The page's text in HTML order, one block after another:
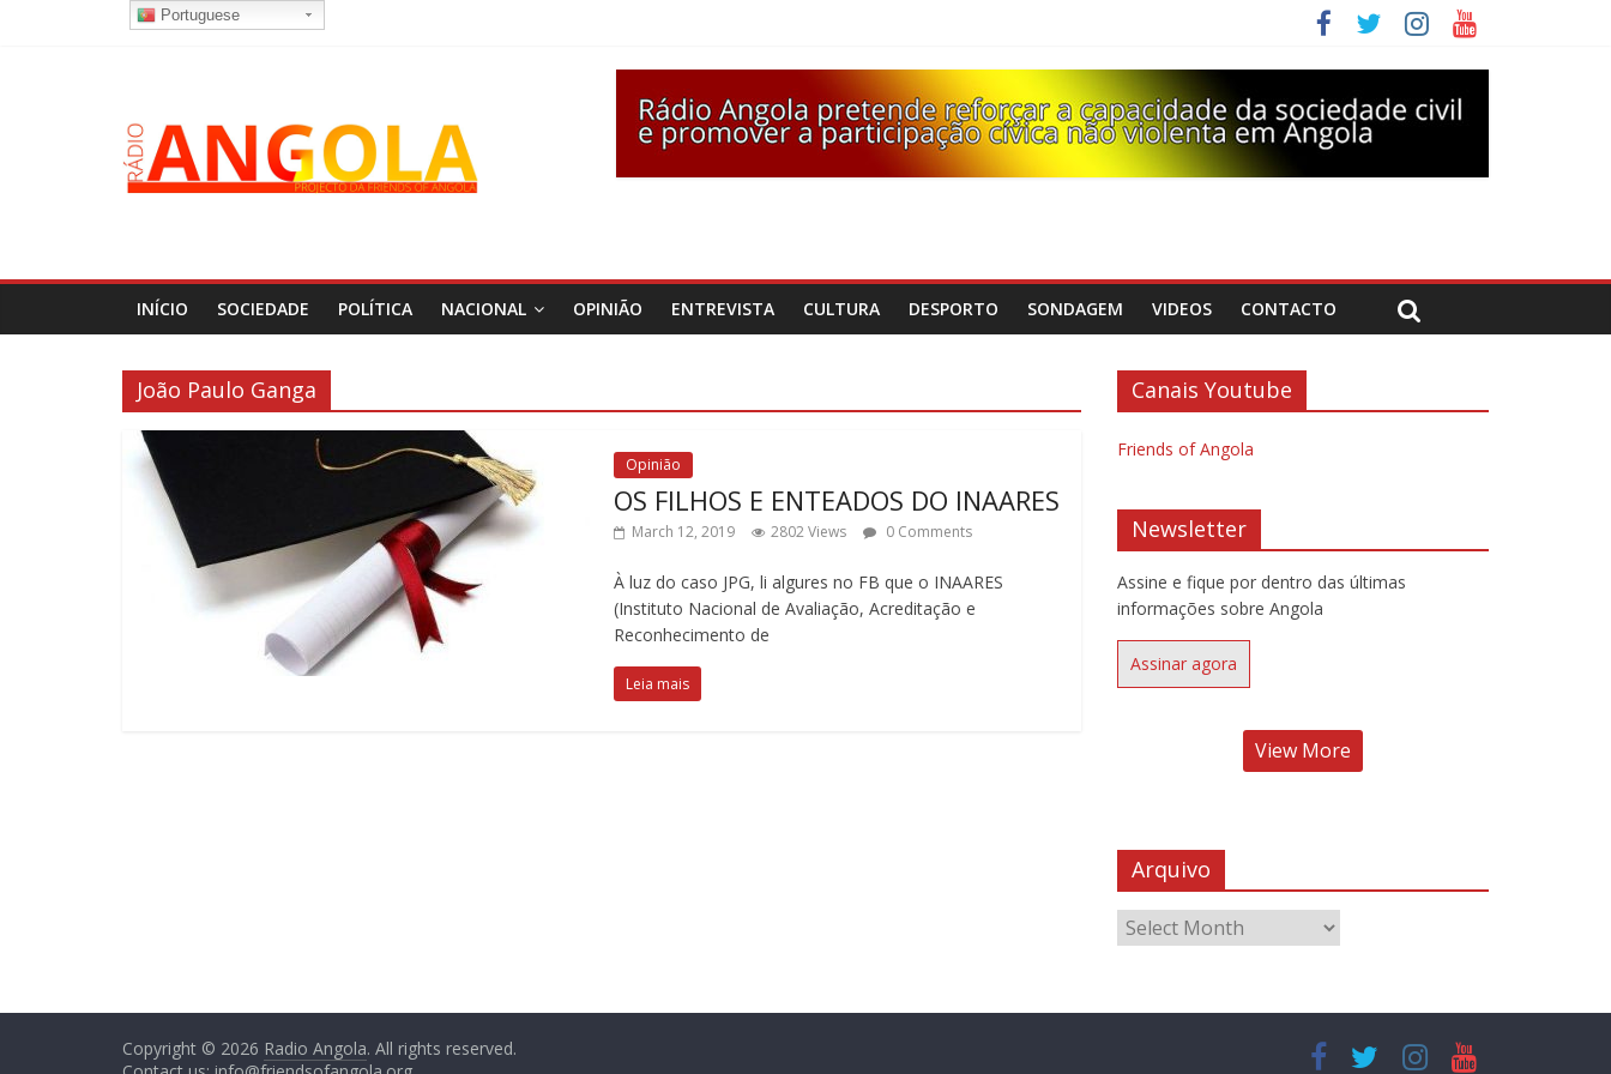
INÍCIO SOCIEDADE POLÍTICA NACIONAL OPINIÃO ENTREVISTA CULTURA DESPORTO SONDAGEM VIDEOS CONTACTO
João Paulo Ganga
Opinião
OS FILHOS E ENTEADOS DO INAARES
March 12, 2019 2802 Views 0 Comments
À luz do caso JPG, li algures no FB que o INAARES
(Instituto Nacional de Avaliação, Acreditação e
Reconhecimento de
Leia mais
Canais Youtube
Friends of Angola
Newsletter
Assine e fique por dentro das últimas
informações sobre Angola
Assinar agora
View More
Arquivo
Copyright © 2026 Radio Angola. All rights reserved.
Portuguese